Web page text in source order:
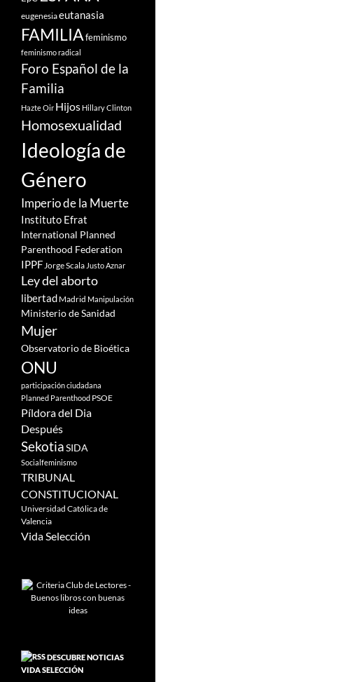
eugenesiaeutanasia
FAMILIAfeminismo
feminismo radical
Foro Español de la
Familia
Hazte Oir Hijos Hillary Clinton
Homosexualidad
Ideología de
Género
Imperio de la Muerte
Instituto Efrat
International Planned
Parenthood Federation
IPPFJorge Scala Justo Aznar
Ley del aborto
libertad Madrid Manipulación
Ministerio de Sanidad
Mujer
Observatorio de Bioética
ONU
participación ciudadana
Planned Parenthood PSOE
Píldora del Dia
Después
SekotiaSIDA
Socialfeminismo
TRIBUNAL
CONSTITUCIONAL
Universidad Católica de
Valencia
Vida Selección
DESCUBRE NOTICIAS
VIDA SELECCIÓN